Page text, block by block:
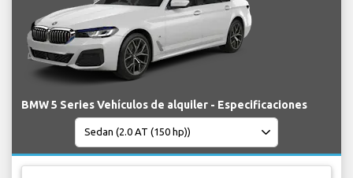
BMW 5 Series Vehículos de alquiler - Especificaciones